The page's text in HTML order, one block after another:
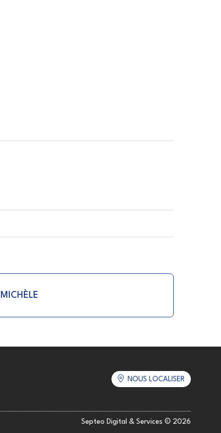
NOUS LOCALISER
Septeo Digital & Services © 2026